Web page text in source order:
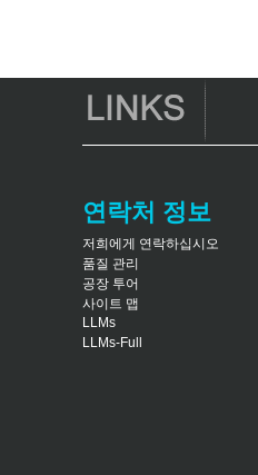
750MHz
5.1 Lollipop
Core Media
G9C
CPU 최대
Android 5.1
1G/8G 4K2K
Android TV
Amlogic
TV 박스
스마트 TV
연락처 정보
저희에게 연락하십시오
품질 관리
공장 투어
사이트 맵
LLMs
LLMs-Full